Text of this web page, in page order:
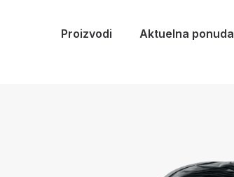
Proizvodi Aktuelna ponuda